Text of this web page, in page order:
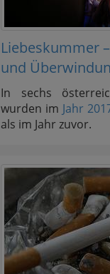
Liebeskummer
und
In sechs
wurden im Jahr
als im Jahr zuvor.